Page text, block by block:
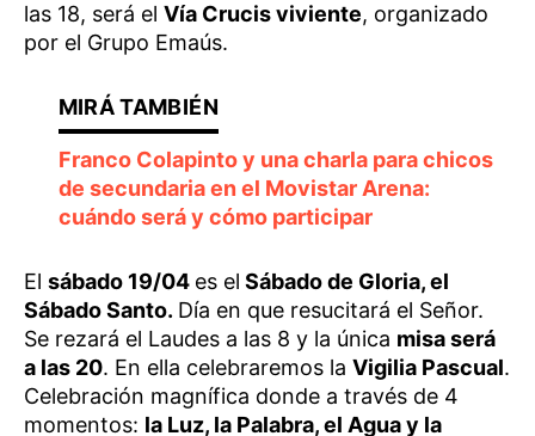
las 18, será el Vía Crucis viviente, organizado
por el Grupo Emaús.
Franco Colapinto y una charla para chicos
de secundaria en el Movistar Arena:
cuándo será y cómo participar
El sábado 19/04 es el Sábado de Gloria, el
Sábado Santo. Día en que resucitará el Señor.
Se rezará el Laudes a las 8 y la única misa será
a las 20. En ella celebraremos la Vigilia Pascual.
Celebración magnífica donde a través de 4
momentos: la Luz, la Palabra, el Agua y la